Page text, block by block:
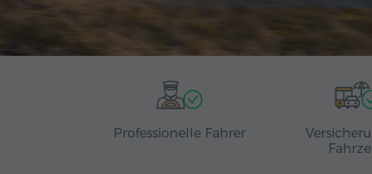
Professionelle Fahrer